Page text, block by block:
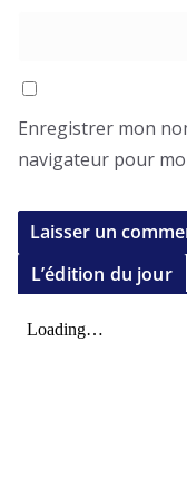
Enregistrer mon
navigateur pour
L’édition du jour